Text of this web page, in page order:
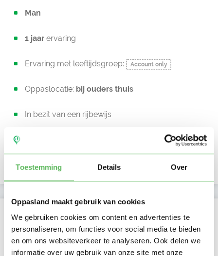
Toestemming Details Over
Oppasland maakt gebruik van cookies
We gebruiken cookies om content en advertenties te
personaliseren, om functies voor social media te bieden
en om ons websiteverkeer te analyseren. Ook delen we
informatie over uw gebruik van onze site met onze
Man
1 jaar ervaring
Ervaring met leeftijdsgroep: Account only
Oppaslocatie: bij ouders thuis
In bezit van een rijbewijs
Uurtarief: Account only
Ma Di Wo Do Vr Za
Zo
Ochtend